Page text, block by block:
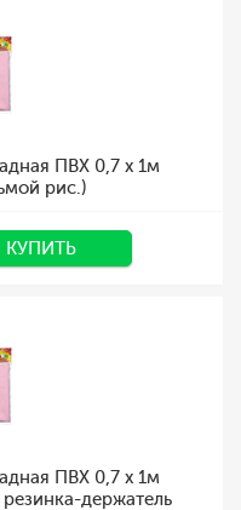
ПВХ 0,7 х 1м
рис.)
КУПИТЬ
ПВХ 0,7 х 1м
держатель